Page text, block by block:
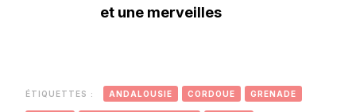
et une merveilles
ÉTIQUETTES : ANDALOUSIE CORDOUE GRENADE